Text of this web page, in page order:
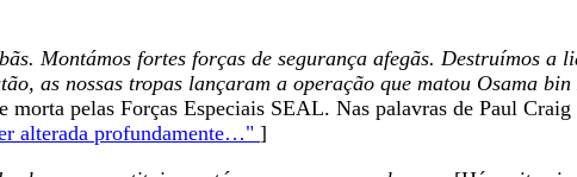
Montámos fortes forças de segurança afegãs. Destruímos a
as nossas tropas lançaram a operação que matou Osama bin
pelas Forças Especiais SEAL. Nas palavras de Paul Craig
alterada profundamente…" ]